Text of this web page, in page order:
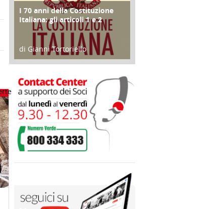
FOCUS
I 70 anni della Costituzione
Italiana: gli articoli 1 e 2
di Gianni Tortoriello
17 Marzo 2018